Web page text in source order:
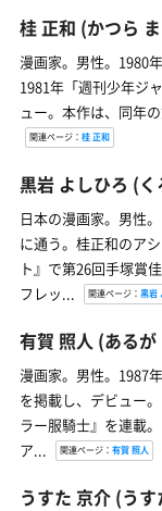
桂 正和 (かつら
漫画家。男性。1980
1981年「週刊少年ジ
ュー。本作は、同年
関連ページ： 桂 正和
黒岩 よしひろ (く
日本の漫画家。男性
に通う。桂正和のア
ト』で第26回手塚賞
フレッ...
関連ページ： 黒岩
有賀 照人 (あるが
漫画家。男性。1987
を掲載し、デビュー
ラー服騎士』を連載
ア...
関連ページ： 有賀 照人
うすた 京介 (うす